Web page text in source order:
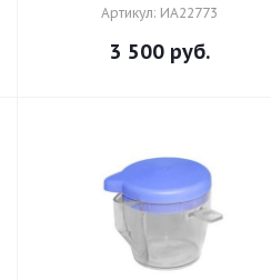
Артикул: ИА22773
3 500руб.